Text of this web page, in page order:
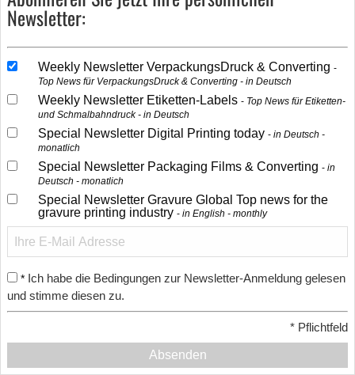
Newsletter:
Weekly Newsletter VerpackungsDruck & Converting
Top News für VerpackungsDruck & Converting - in Deutsch
Weekly Newsletter Etiketten-Labels
Top News für Etiketten-
und Schmalbahndruck - in Deutsch
Special Newsletter Digital Printing today
in Deutsch -
monatlich
Special Newsletter Packaging Films & Converting
in
Deutsch - monatlich
Special Newsletter Gravure Global Top news for the
gravure printing industry
in English - monthly
* Ich habe die Bedingungen zur Newsletter-Anmeldung gelesen
und stimme diesen zu.
* Pflichtfeld
Absenden